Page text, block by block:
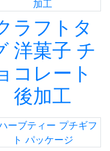
ラフトタ
洋菓子 チ
コレート
後加工